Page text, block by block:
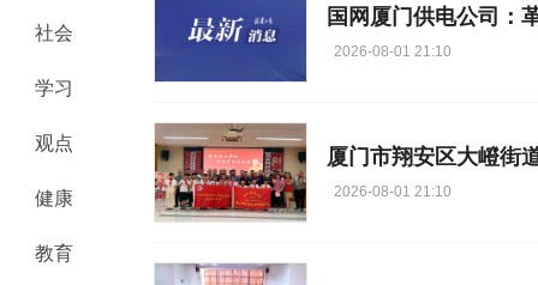
社会
学习
观点
健康
教育
2026-08-01 21:10
厦门市翔安区大嶝街
2026-08-01 21:10